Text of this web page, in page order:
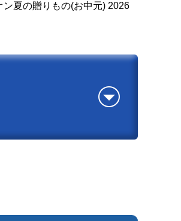
夏の贈りもの(お中元) 2026